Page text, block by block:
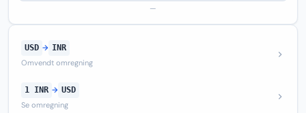
—
USD → INR
Omvendt omregning
1 INR → USD
Se omregning